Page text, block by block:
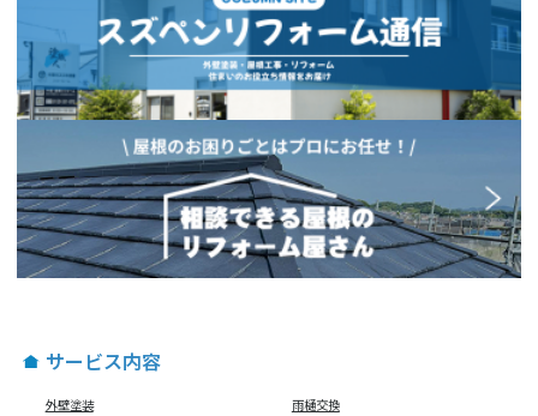
サービス内容
外壁塗装
雨樋交換